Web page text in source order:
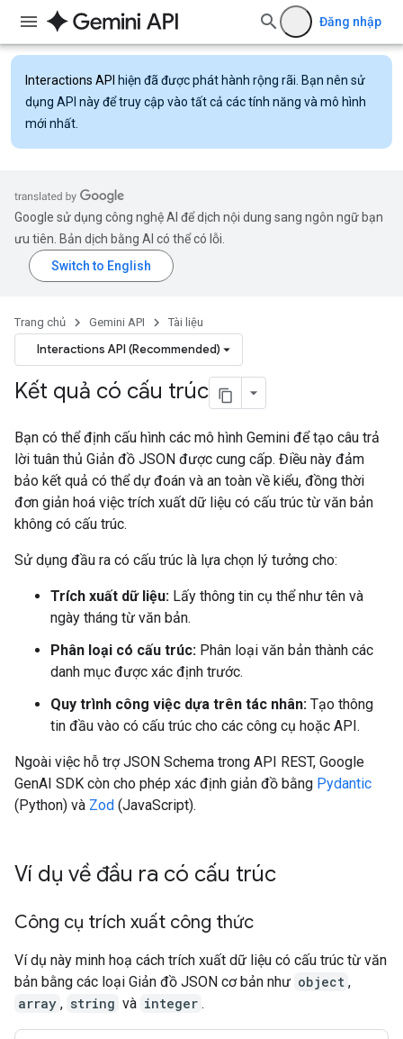
Đăng nhập
Interactions API hiện đã được phát hành rộng rãi. Bạn nên sử
dụng API này để truy cập vào tất cả các tính năng và mô hình
mới nhất.
Google sử dụng công nghệ AI để dịch nội dung sang ngôn ngữ bạn
ưu tiên. Bản dịch bằng AI có thể có lỗi.
Trang chủ Gemini API Tài liệu
Interactions API (Recommended)
Kết quả có cấu trúc
Bạn có thể định cấu hình các mô hình Gemini để tạo câu trả
lời tuân thủ Giản đồ JSON được cung cấp. Điều này đảm
bảo kết quả có thể dự đoán và an toàn về kiểu, đồng thời
đơn giản hoá việc trích xuất dữ liệu có cấu trúc từ văn bản
không có cấu trúc.
Sử dụng đầu ra có cấu trúc là lựa chọn lý tưởng cho:
Trích xuất dữ liệu: Lấy thông tin cụ thể như tên và
ngày tháng từ văn bản.
Phân loại có cấu trúc: Phân loại văn bản thành các
danh mục được xác định trước.
Quy trình công việc dựa trên tác nhân: Tạo thông
tin đầu vào có cấu trúc cho các công cụ hoặc API.
Ngoài việc hỗ trợ JSON Schema trong API REST, Google
GenAI SDK còn cho phép xác định giản đồ bằng Pydantic
(Python) và Zod (JavaScript).
Ví dụ về đầu ra có cấu trúc
Công cụ trích xuất công thức
Ví dụ này minh hoạ cách trích xuất dữ liệu có cấu trúc từ văn
bản bằng các loại Giản đồ JSON cơ bản như object ,
array , string và integer .